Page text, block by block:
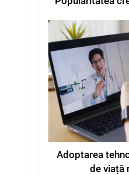
Adoptarea
de viață